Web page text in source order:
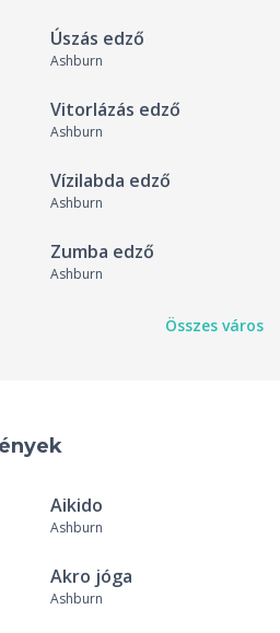
Úszás edző
Ashburn
Vitorlázás edző
Ashburn
Vízilabda edző
Ashburn
Zumba edző
Ashburn
Összes város
Aikido
Ashburn
Akro jóga
Ashburn